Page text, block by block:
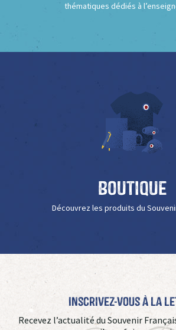
thématiques dédiés à
Boutique
Découvrez les produits du
Inscrivez-vous à La
Recevez l’actualité du Souvenir